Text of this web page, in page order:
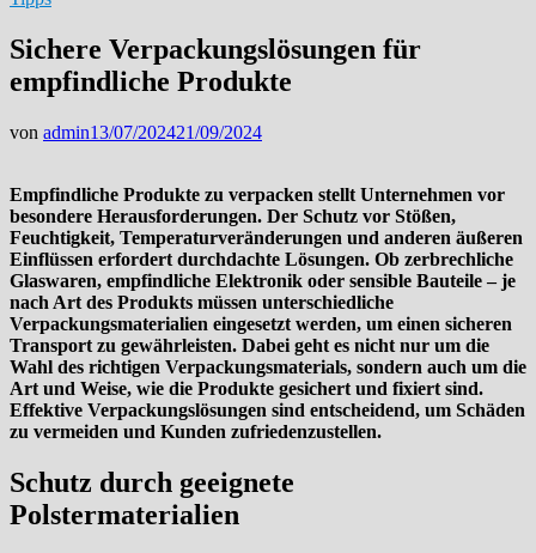
Sichere Verpackungslösungen für
empfindliche Produkte
von admin13/07/202421/09/2024
Empfindliche Produkte zu verpacken stellt Unternehmen vor
besondere Herausforderungen. Der Schutz vor Stößen,
Feuchtigkeit, Temperaturveränderungen und anderen äußeren
Einflüssen erfordert durchdachte Lösungen. Ob zerbrechliche
Glaswaren, empfindliche Elektronik oder sensible Bauteile – je
nach Art des Produkts müssen unterschiedliche
Verpackungsmaterialien eingesetzt werden, um einen sicheren
Transport zu gewährleisten. Dabei geht es nicht nur um die
Wahl des richtigen Verpackungsmaterials, sondern auch um die
Art und Weise, wie die Produkte gesichert und fixiert sind.
Effektive Verpackungslösungen sind entscheidend, um Schäden
zu vermeiden und Kunden zufriedenzustellen.
Schutz durch geeignete
Polstermaterialien